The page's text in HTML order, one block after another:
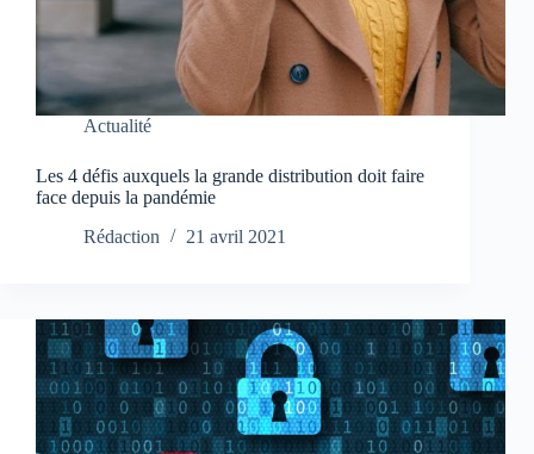
Actualité
Les 4 défis auxquels la grande distribution doit faire
face depuis la pandémie
Rédaction
21 avril 2021